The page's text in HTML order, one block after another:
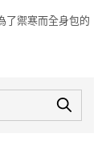
了禦寒而全身包的